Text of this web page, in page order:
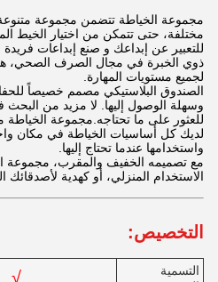
مجموعة الخياطة تتضمن مجموعة
مختلفة، حتى تتمكن من اختيار الخيط
للتعبير عن إبداعك و صنع إبداعات
ذوي الخبرة في مجال الصرف الصحي،
لجميع مستويات المهارة.
الصندوق البلاستيكي مصمم خصيصاً
وسهلة الوصول إليها. لا مزيد من
للعثور على ما تحتاجه.مجموعة
لديك كل أساسيات الخياطة في مكان
واستخدامها عندما تحتاج إليها.
مع تصميمه الخفيف والمقرب، مجموعة
الاستخدام المنزلي، أو كهدية لأصدقائك
التخصيص:
التسمية
√